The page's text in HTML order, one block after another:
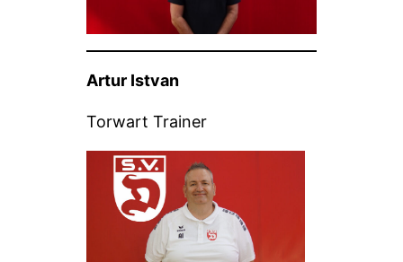
Artur Istvan
Torwart Trainer